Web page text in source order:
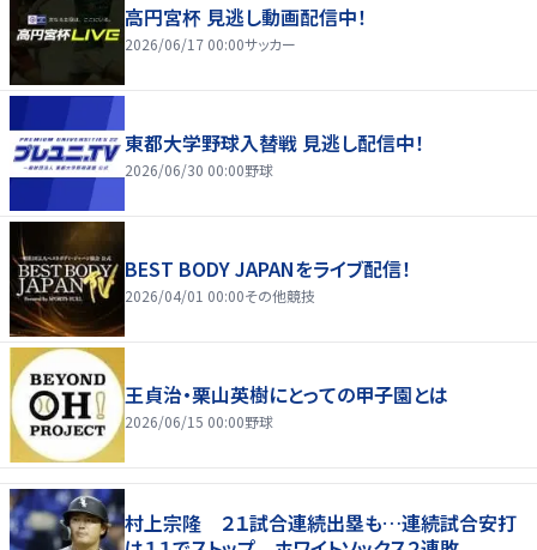
高円宮杯 見逃し動画配信中！
2026/06/17 00:00サッカー
東都大学野球入替戦 見逃し配信中！
2026/06/30 00:00野球
BEST BODY JAPANをライブ配信！
2026/04/01 00:00その他競技
王貞治・栗山英樹にとっての甲子園とは
2026/06/15 00:00野球
村上宗隆 ２１試合連続出塁も…連続試合安打